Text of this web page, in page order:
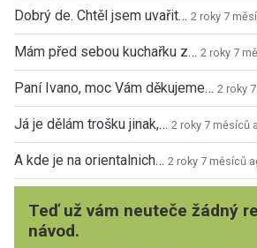
Dobrý de. Chtěl jsem uvařit… 2 roky 7
Mám před sebou kuchařku z… 2 roky 7
Paní Ivano, moc Vám děkujeme… 2 roky
Já je dělám trošku jinak,… 2 roky 7 měsíců
A kde je na orientalnich… 2 roky 7 měsíců
Teď už vám neuteče žádný
návod.